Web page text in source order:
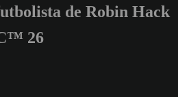
de 3 caracteres o números
de Robin Hack
26